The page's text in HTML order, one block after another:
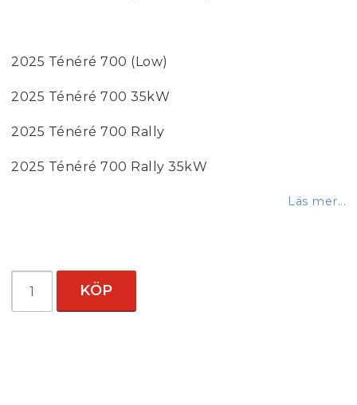
2025 Ténéré 700 (Low)
2025 Ténéré 700 35kW
2025 Ténéré 700 Rally
2025 Ténéré 700 Rally 35kW
Läs mer...
KÖP